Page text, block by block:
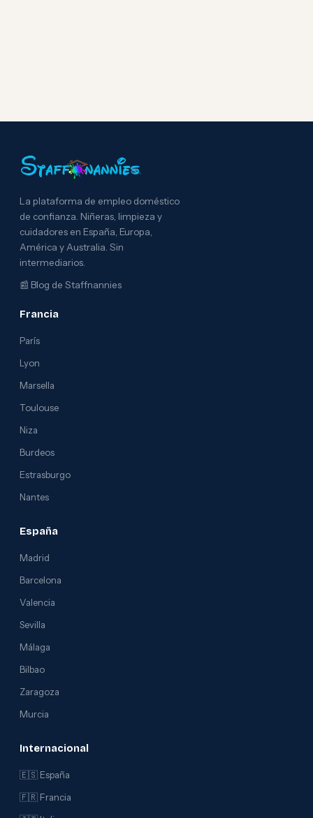
La plataforma de empleo doméstico
de confianza. Niñeras, limpieza y
cuidadores en España, Europa,
América y Australia. Sin
intermediarios.
📰 Blog de Staffnannies
Francia
París
Lyon
Marsella
Toulouse
Niza
Burdeos
Estrasburgo
Nantes
España
Madrid
Barcelona
Valencia
Sevilla
Málaga
Bilbao
Zaragoza
Murcia
Internacional
🇪🇸 España
🇫🇷 Francia